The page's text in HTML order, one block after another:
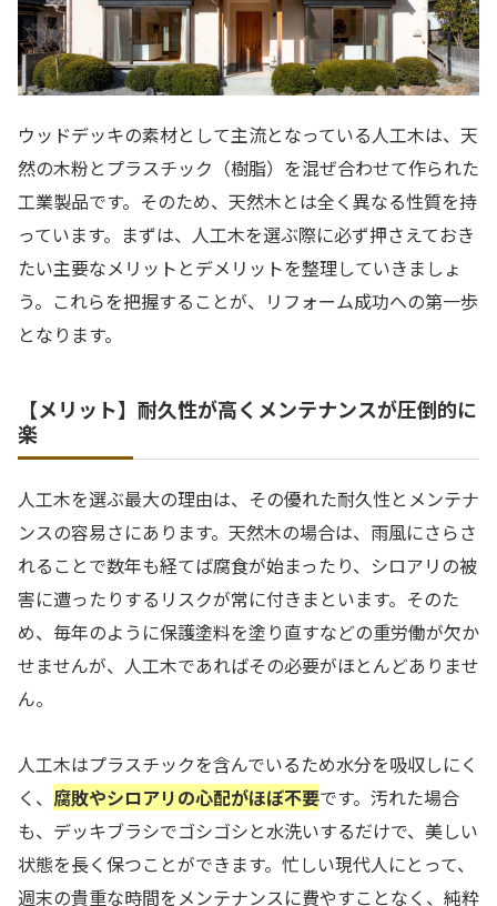
ウッドデッキの素材として主流となっている人工木は、天
然の木粉とプラスチック（樹脂）を混ぜ合わせて作られた
工業製品です。そのため、天然木とは全く異なる性質を持
っています。まずは、人工木を選ぶ際に必ず押さえておき
たい主要なメリットとデメリットを整理していきましょ
う。これらを把握することが、リフォーム成功への第一歩
となります。
【メリット】耐久性が高くメンテナンスが圧倒的に
楽
人工木を選ぶ最大の理由は、その優れた耐久性とメンテナ
ンスの容易さにあります。天然木の場合は、雨風にさらさ
れることで数年も経てば腐食が始まったり、シロアリの被
害に遭ったりするリスクが常に付きまといます。そのた
め、毎年のように保護塗料を塗り直すなどの重労働が欠か
せませんが、人工木であればその必要がほとんどありませ
ん。
人工木はプラスチックを含んでいるため水分を吸収しにく
く、 腐敗やシロアリの心配がほぼ不要です。汚れた場合
も、デッキブラシでゴシゴシと水洗いするだけで、美しい
状態を長く保つことができます。忙しい現代人にとって、
週末の貴重な時間をメンテナンスに費やすことなく、純粋